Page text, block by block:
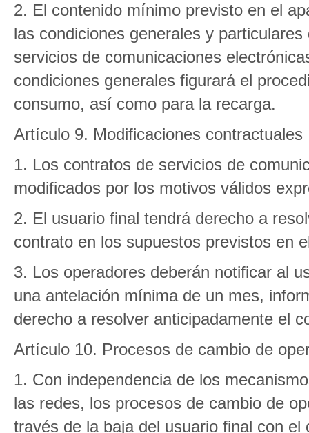
2. El contenido mínimo previsto en el
las condiciones generales y
servicios de comunicaciones
condiciones generales figurará el
consumo, así como para la recarga.
Artículo 9. Modificaciones contractuales
1. Los contratos de servicios de
modificados por los motivos válidos
2. El usuario final tendrá derecho a
contrato en los supuestos previstos en
3. Los operadores deberán notificar al
una antelación mínima de un mes,
derecho a resolver anticipadamente el
Artículo 10. Procesos de cambio de
1. Con independencia de los
las redes, los procesos de cambio de
través de la baja del usuario final con